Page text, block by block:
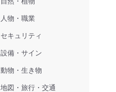
人物・職業
セキュリティ
設備・サイン
動物・生き物
地図・旅行・交通